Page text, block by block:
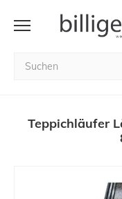
Teppichläufer